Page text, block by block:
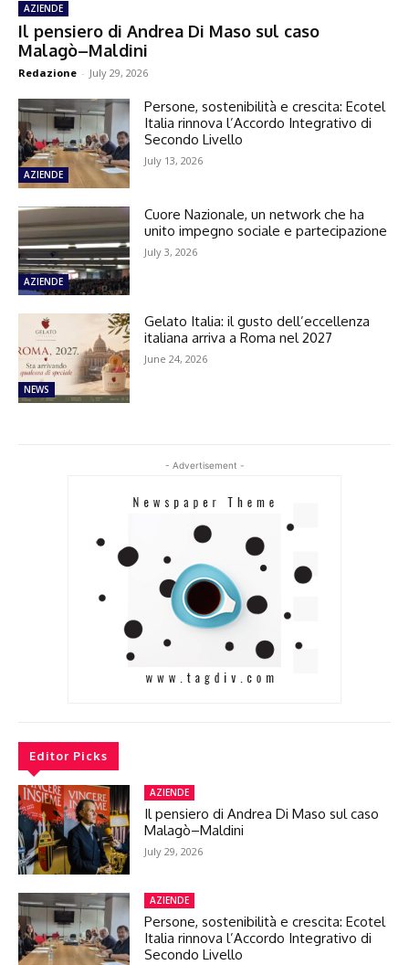
AZIENDE
Il pensiero di Andrea Di Maso sul caso
Malagò–Maldini
Redazione - July 29, 2026
AZIENDE
Persone, sostenibilità e crescita: Ecotel
Italia rinnova l’Accordo Integrativo di
Secondo Livello
July 13, 2026
AZIENDE
Cuore Nazionale, un network che ha
unito impegno sociale e partecipazione
July 3, 2026
NEWS
Gelato Italia: il gusto dell’eccellenza
italiana arriva a Roma nel 2027
June 24, 2026
- Advertisement -
Editor Picks
AZIENDE
Il pensiero di Andrea Di Maso sul caso
Malagò–Maldini
July 29, 2026
AZIENDE
Persone, sostenibilità e crescita: Ecotel
Italia rinnova l’Accordo Integrativo di
Secondo Livello